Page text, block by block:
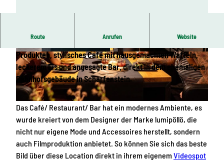
© Greifensteinregion | CC-BY-ND
© Greifensteinregion | CC-BY-ND © lumipöllö Lounge | CC-BY-ND
Route Anrufen Website
Produkten, stylisches Café mit hausgemachten Waffeln,
leckerem Eis und angesagte Bar, direkt in dem ehemaligen
Bahnhofsgebäude in Scharfenstein.
Das Café/ Restaurant/ Bar hat ein modernes Ambiente, es
wurde kreiert von dem Designer der Marke lumipöllö, die
nicht nur eigene Mode und Accessoires herstellt, sondern
auch Filmproduktion anbietet. So können Sie sich das beste
Bild über diese Location direkt in ihrem eigenem Videospot